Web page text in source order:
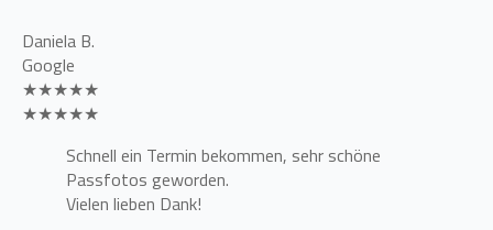
Daniela B.
Google
★★★★★
★★★★★
Schnell ein Termin bekommen, sehr schöne
Passfotos geworden.
Vielen lieben Dank!